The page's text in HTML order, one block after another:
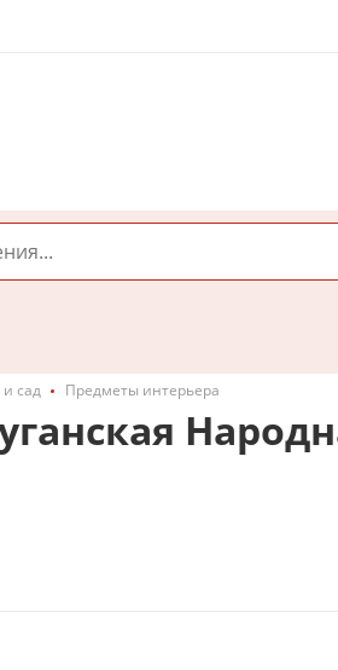
сад Предметы интерьера